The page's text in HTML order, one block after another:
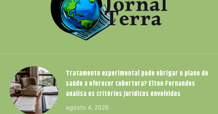
Tratamento experimental pode obrigar o plano de
saúde a oferecer cobertura? Elton Fernandes
analisa os critérios jurídicos envolvidos
agosto 4, 2026